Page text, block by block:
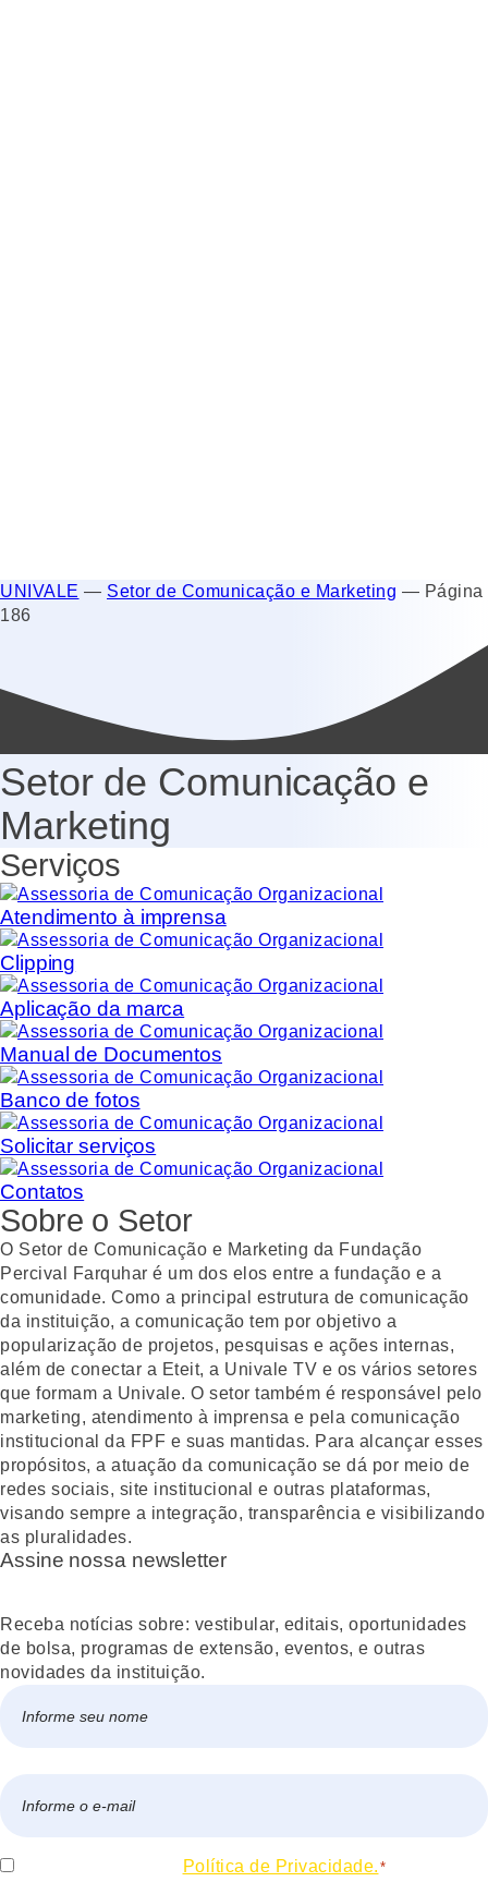
UNIVALE — Setor de Comunicação e Marketing — Página
186
Setor de Comunicação e
Marketing
Serviços
Atendimento à imprensa
Clipping
Aplicação da marca
Manual de Documentos
Banco de fotos
Solicitar serviços
Contatos
Sobre o Setor
O Setor de Comunicação e Marketing da Fundação
Percival Farquhar é um dos elos entre a fundação e a
comunidade. Como a principal estrutura de comunicação
da instituição, a comunicação tem por objetivo a
popularização de projetos, pesquisas e ações internas,
além de conectar a Eteit, a Univale TV e os vários setores
que formam a Univale. O setor também é responsável pelo
marketing, atendimento à imprensa e pela comunicação
institucional da FPF e suas mantidas. Para alcançar esses
propósitos, a atuação da comunicação se dá por meio de
redes sociais, site institucional e outras plataformas,
visando sempre a integração, transparência e visibilizando
as pluralidades.
Assine nossa newsletter
Receba notícias sobre: vestibular, editais, oportunidades
de bolsa, programas de extensão, eventos, e outras
novidades da instituição.
mail
Consentir Política de Privacidade. *